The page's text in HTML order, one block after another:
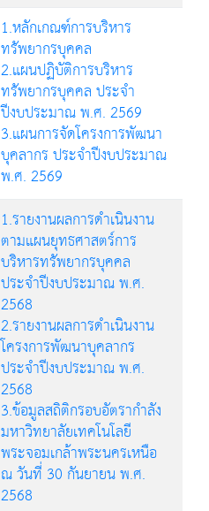
1.หลักเกณฑ์การบริหาร
ทรัพยากรบุคคล
2.แผนปฏิบัติการบริหาร
ทรัพยากรบุคคล ประจำ
ปีงบประมาณ พ.ศ. 2569
3.แผนการจัดโครงการพัฒนา
บุคลากร ประจำปีงบประมาณ
พ.ศ. 2569
1.รายงานผลการดำเนินงาน
ตามแผนยุทธศาสตร์การ
บริหารทรัพยากรบุคคล
ประจำปีงบประมาณ พ.ศ.
2568
2.รายงานผลการดำเนินงาน
โครงการพัฒนาบุคลากร
ประจำปีงบประมาณ พ.ศ.
2568
3.ข้อมูลสถิติกรอบอัตรากำลัง
มหาวิทยาลัยเทคโนโลยี
พระจอมเกล้าพระนครเหนือ
ณ วันที่ 30 กันยายน พ.ศ.
2568